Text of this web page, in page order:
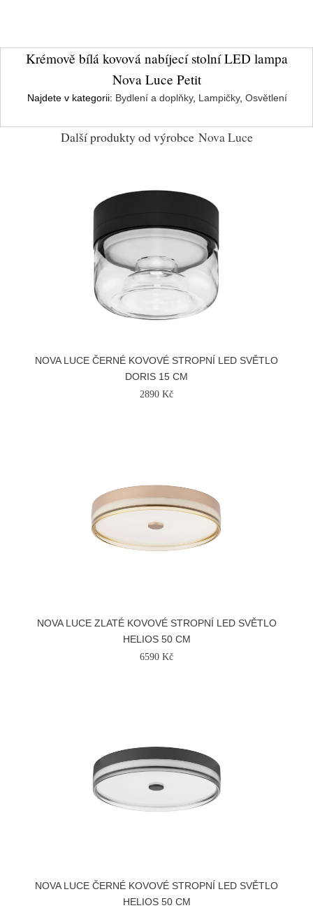
Krémově bílá kovová nabíjecí stolní LED lampa
Nova Luce Petit
Najdete v kategorii: Bydlení a doplňky, Lampičky, Osvětlení
Další produkty od výrobce Nova Luce
NOVA LUCE ČERNÉ KOVOVÉ STROPNÍ LED SVĚTLO
DORIS 15 CM
2890 Kč
NOVA LUCE ZLATÉ KOVOVÉ STROPNÍ LED SVĚTLO
HELIOS 50 CM
6590 Kč
NOVA LUCE ČERNÉ KOVOVÉ STROPNÍ LED SVĚTLO
HELIOS 50 CM